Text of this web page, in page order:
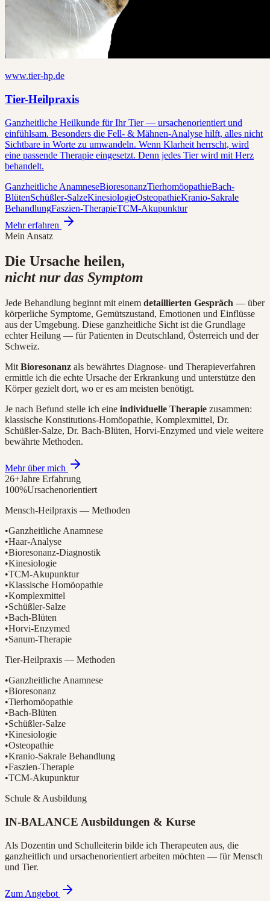
www.tier-hp.de
Tier-Heilpraxis
Ganzheitliche Heilkunde für Ihr Tier — ursachenorientiert und
einfühlsam. Besonders die Fell- & Mähnen-Analyse hilft, alles nicht
Sichtbare in Worte zu umwandeln. Wenn Klarheit herrscht, wird
eine passende Therapie eingesetzt. Denn jedes Tier wird mit Herz
behandelt.
Ganzheitliche AnamneseBioresonanzTierhomöopathieBach-
BlütenSchüßler-SalzeKinesiologieOsteopathieKranio-Sakrale
BehandlungFaszien-TherapieTCM-Akupunktur
Mehr erfahren
Mein Ansatz
Die Ursache heilen,
nicht nur das Symptom
Jede Behandlung beginnt mit einem detaillierten Gespräch — über
körperliche Symptome, Gemütszustand, Emotionen und Einflüsse
aus der Umgebung. Diese ganzheitliche Sicht ist die Grundlage
echter Heilung — für Patienten in Deutschland, Österreich und der
Schweiz.
Mit Bioresonanz als bewährtes Diagnose- und Therapieverfahren
ermittle ich die echte Ursache der Erkrankung und unterstütze den
Körper gezielt dort, wo er es am meisten benötigt.
Je nach Befund stelle ich eine individuelle Therapie zusammen:
klassische Konstitutions-Homöopathie, Komplexmittel, Dr.
Schüßler-Salze, Dr. Bach-Blüten, Horvi-Enzymed und viele weitere
bewährte Methoden.
Mehr über mich
26+Jahre Erfahrung
100%Ursachen­orientiert
Mensch-Heilpraxis — Methoden
•Ganzheitliche Anamnese
•Haar-Analyse
•Bioresonanz-Diagnostik
•Kinesiologie
•TCM-Akupunktur
•Klassische Homöopathie
•Komplexmittel
•Schüßler-Salze
•Bach-Blüten
•Horvi-Enzymed
•Sanum-Therapie
Tier-Heilpraxis — Methoden
•Ganzheitliche Anamnese
•Bioresonanz
•Tierhomöopathie
•Bach-Blüten
•Schüßler-Salze
•Kinesiologie
•Osteopathie
•Kranio-Sakrale Behandlung
•Faszien-Therapie
•TCM-Akupunktur
Schule & Ausbildung
IN-BALANCE Ausbildungen & Kurse
Als Dozentin und Schulleiterin bilde ich Therapeuten aus, die
ganzheitlich und ursachenorientiert arbeiten möchten — für Mensch
und Tier.
Zum Angebot